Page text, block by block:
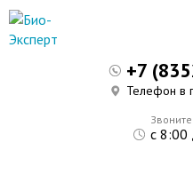
с 8:00
+7
Телефон в